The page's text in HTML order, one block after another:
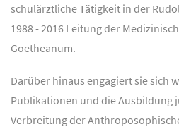
schulärztliche Tätigkeit in der
1988 - 2016 Leitung der
Goetheanum.
Darüber hinaus engagiert sie sich
Publikationen und die Ausbildung
Verbreitung der